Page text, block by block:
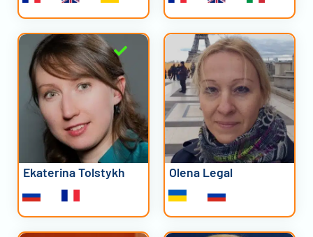
Ekaterina Tolstykh Olena Legal